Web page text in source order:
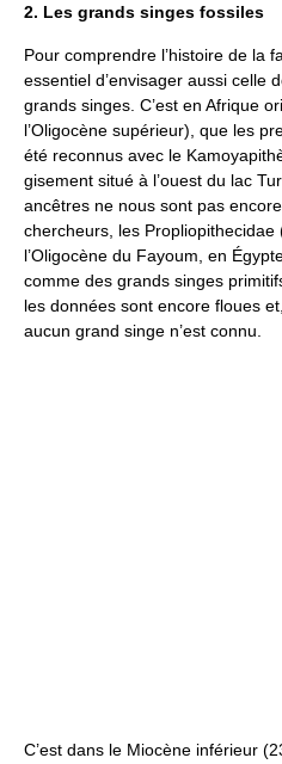
2. Les grands singes fossiles
Pour comprendre l’histoire de la
essentiel d’envisager aussi celle
grands singes. C’est en Afrique
l’Oligocène supérieur), que les
été reconnus avec le
gisement situé à l’ouest du lac
ancêtres ne nous sont pas
chercheurs, les Propliopithecidae
l’Oligocène du Fayoum, en
comme des grands singes
les données sont encore floues
aucun grand singe n’est connu.
C’est dans le Miocène inférieur